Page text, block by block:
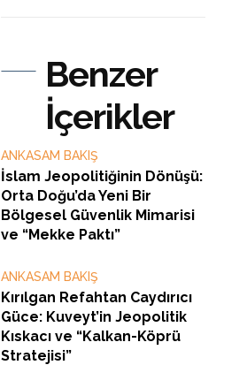
Benzer
İçerikler
ANKASAM BAKIŞ
İslam Jeopolitiğinin Dönüşü:
Orta Doğu’da Yeni Bir
Bölgesel Güvenlik Mimarisi
ve “Mekke Paktı”
ANKASAM BAKIŞ
Kırılgan Refahtan Caydırıcı
Güce: Kuveyt’in Jeopolitik
Kıskacı ve “Kalkan-Köprü
Stratejisi”